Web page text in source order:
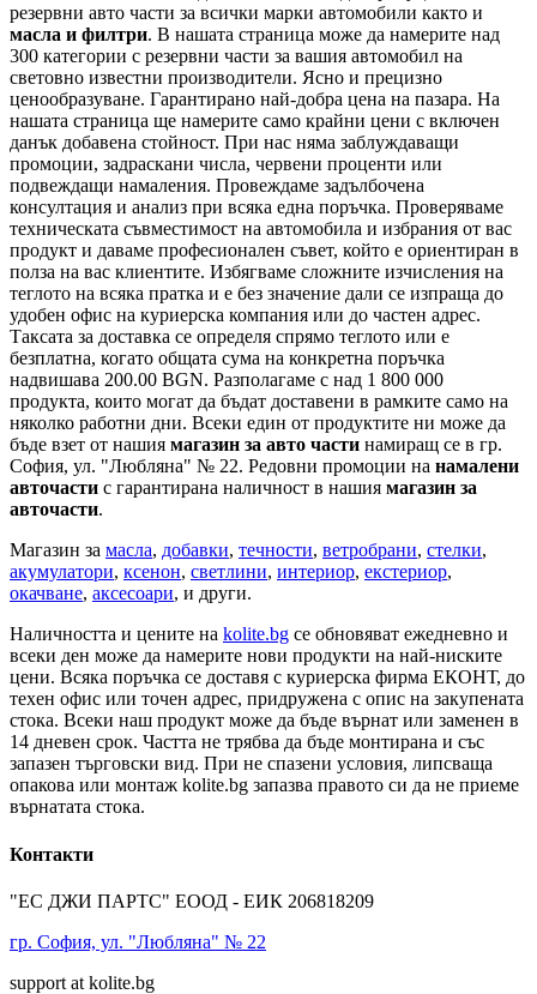
резервни авто части за всички марки автомобили както и
масла и филтри. В нашата страница може да намерите над
300 категории с резервни части за вашия автомобил на
световно известни производители. Ясно и прецизно
ценообразуване. Гарантирано най-добра цена на пазара. На
нашата страница ще намерите само крайни цени с включен
данък добавена стойност. При нас няма заблуждаващи
промоции, задраскани числа, червени проценти или
подвеждащи намаления. Провеждаме задълбочена
консултация и анализ при всяка една поръчка. Проверяваме
техническата съвместимост на автомобила и избрания от вас
продукт и даваме професионален съвет, който е ориентиран в
полза на вас клиентите. Избягваме сложните изчисления на
теглото на всяка пратка и е без значение дали се изпраща до
удобен офис на куриерска компания или до частен адрес.
Таксата за доставка се определя спрямо теглото или е
безплатна, когато общата сума на конкретна поръчка
надвишава 200.00 BGN. Разполагаме с над 1 800 000
продукта, които могат да бъдат доставени в рамките само на
няколко работни дни. Всеки един от продуктите ни може да
бъде взет от нашия магазин за авто части намиращ се в гр.
София, ул. "Любляна" № 22. Редовни промоции на намалени
авточасти с гарантирана наличност в нашия магазин за
авточасти.
Магазин за масла, добавки, течности, ветробрани, стелки,
акумулатори, ксенон, светлини, интериор, екстериор,
окачване, аксесоари, и други.
Наличността и цените на kolite.bg се обновяват ежедневно и
всеки ден може да намерите нови продукти на най-ниските
цени. Всяка поръчка се доставя с куриерска фирма ЕКОНТ, до
техен офис или точен адрес, придружена с опис на закупената
стока. Всеки наш продукт може да бъде върнат или заменен в
14 дневен срок. Частта не трябва да бъде монтирана и със
запазен търговски вид. При не спазени условия, липсваща
опакова или монтаж kolite.bg запазва правото си да не приеме
върнатата стока.
Контакти
"ЕС ДЖИ ПАРТС" ЕООД - ЕИК 206818209
гр. София, ул. "Любляна" № 22
support at kolite.bg